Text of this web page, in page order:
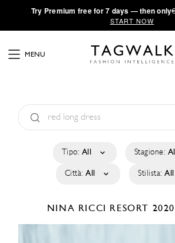
·Try Premium free for 7 days — then only
START NOW
MENU
Tipo: All Stagione:
Città: All Stilista: All
NINA RICCI RESORT 2020